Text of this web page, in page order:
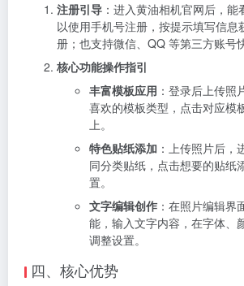
注册引导 ：进入黄油相机官网后，
以使用手机号注册，按提示填写信息
册；也支持微信、QQ 等第三方账号
核心功能操作指引
丰富模板应用 ：登录后上传照
喜欢的模板类型，点击对应模
上。
特色贴纸添加 ：上传照片后，
同分类贴纸，点击想要的贴纸
置。
文字编辑创作 ：在照片编辑界
能，输入文字内容，在字体、
调整设置。
四、核心优势